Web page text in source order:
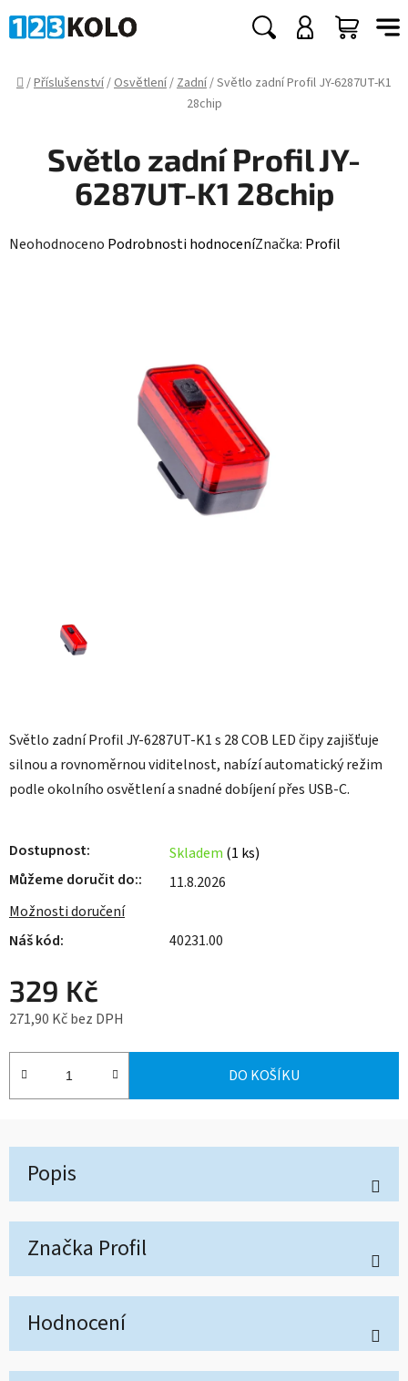
na
Hledat
KOŠÍK
Domů
/Příslušenství/Osvětlení/Zadní/Světlo zadní Profil JY-6287UT-K1
28chip
Světlo zadní Profil JY-6287UT-K1 s 28 COB LED čipy zajišťuje
silnou a rovnoměrnou viditelnost, nabízí automatický režim
podle okolního osvětlení a snadné dobíjení přes USB-C.
Dostupnost Skladem (1 ks)
Můžeme doručit do:
11.8.2026
Možnosti doručení
40231.00
329 Kč
271,90 Kč bez DPH
Měrná cena:
DO KOŠÍKU
Světlo zadní Profil JY-
6287UT-K1 28chip
Průměrné
Neohodnoceno Podrobnosti hodnoceníZnačka: Profil
Popis
Značka Profil
Hodnocení